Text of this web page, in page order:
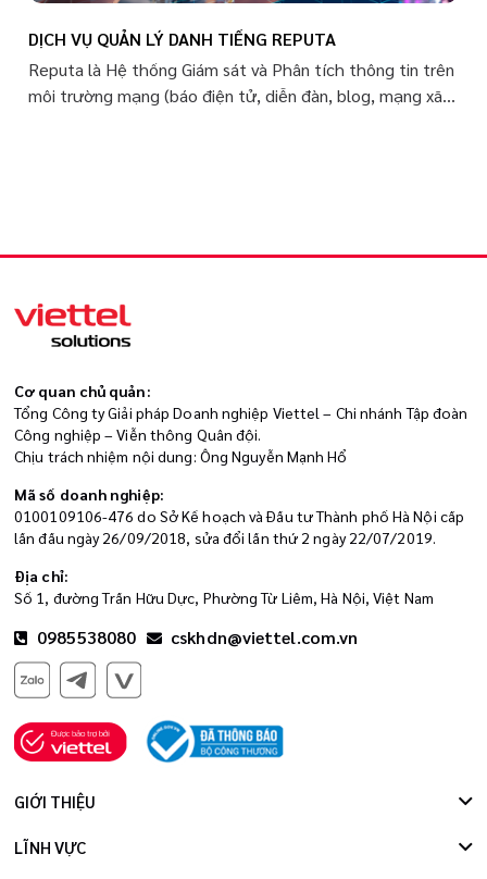
DỊCH VỤ QUẢN LÝ DANH TIẾNG REPUTA
Reputa là Hệ thống Giám sát và Phân tích thông tin trên
môi trường mạng (báo điện tử, diễn đàn, blog, mạng xã
Cơ quan chủ quản:
Tổng Công ty Giải pháp Doanh nghiệp Viettel – Chi nhánh Tập đoàn
Công nghiệp – Viễn thông Quân đội.
Chịu trách nhiệm nội dung: Ông Nguyễn Mạnh Hổ
Mã số doanh nghiệp:
0100109106-476 do Sở Kế hoạch và Đầu tư Thành phố Hà Nội cấp
lần đầu ngày 26/09/2018, sửa đổi lần thứ 2 ngày 22/07/2019.
Địa chỉ:
Số 1, đường Trần Hữu Dực, Phường Từ Liêm, Hà Nội, Việt Nam
0985538080 cskhdn@viettel.com.vn
GIỚI THIỆU
LĨNH VỰC